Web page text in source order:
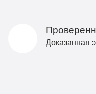
Доказанная